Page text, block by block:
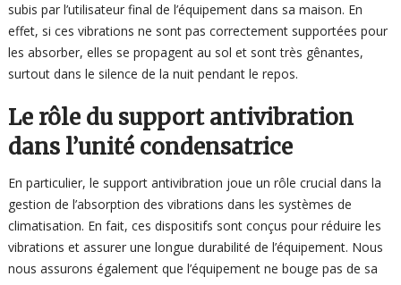
subis par l’utilisateur final de l’équipement dans sa maison. En
effet, si ces vibrations ne sont pas correctement supportées pour
les absorber, elles se propagent au sol et sont très gênantes,
surtout dans le silence de la nuit pendant le repos.
Le rôle du support antivibration
dans l’unité condensatrice
En particulier, le support antivibration joue un rôle crucial dans la
gestion de l’absorption des vibrations dans les systèmes de
climatisation. En fait, ces dispositifs sont conçus pour réduire les
vibrations et assurer une longue durabilité de l’équipement. Nous
nous assurons également que l’équipement ne bouge pas de sa